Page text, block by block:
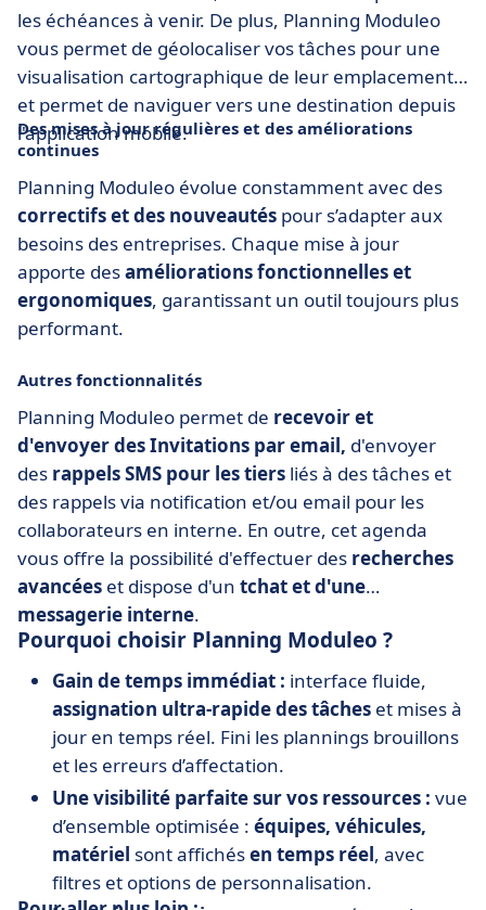
les échéances à venir. De plus, Planning Moduleo
vous permet de géolocaliser vos tâches pour une
visualisation cartographique de leur emplacement
et permet de naviguer vers une destination depuis
l'application mobile.
Des mises à jour régulières et des améliorations
continues
Planning Moduleo évolue constamment avec des
correctifs et des nouveautés pour s’adapter aux
besoins des entreprises. Chaque mise à jour
apporte desaméliorations fonctionnelles et
ergonomiques, garantissant un outil toujours plus
performant.
Autres fonctionnalités
Planning Moduleo permet de recevoir et
d'envoyer des Invitations par email, d'envoyer
des rappels SMS pour les tiers liés à des tâches et
des rappels via notification et/ou email pour les
collaborateurs en interne. En outre, cet agenda
vous offre la possibilité d'effectuer des recherches
avancées et dispose d'un tchat et d'une
messagerie interne.
Pourquoi choisir Planning Moduleo ?
Gain de temps immédiat : interface fluide,
assignation ultra-rapide des tâches et mises à
jour en temps réel. Fini les plannings brouillons
et les erreurs d’affectation.
Une visibilité parfaite sur vos ressources : vue
d’ensemble optimisée : équipes, véhicules,
matériel sont affichésen temps réel, avec
filtres et options de personnalisation.